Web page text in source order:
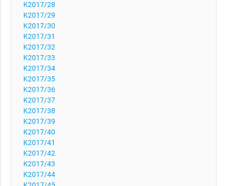
K2017/28
K2017/29
K2017/30
K2017/31
K2017/32
K2017/33
K2017/34
K2017/35
K2017/36
K2017/37
K2017/38
K2017/39
K2017/40
K2017/41
K2017/42
K2017/43
K2017/44